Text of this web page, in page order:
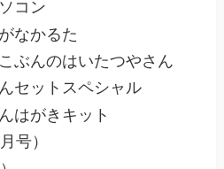
コン
なかるた
ぶんのはいたつやさん
セットスペシャル
はがきキット
号）